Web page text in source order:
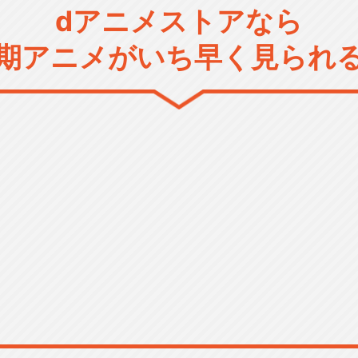
dアニメストアなら
アニメがいち早く見られ